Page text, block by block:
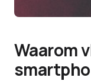
Waarom